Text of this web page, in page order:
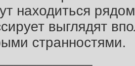
находиться
выглядят
странностями.